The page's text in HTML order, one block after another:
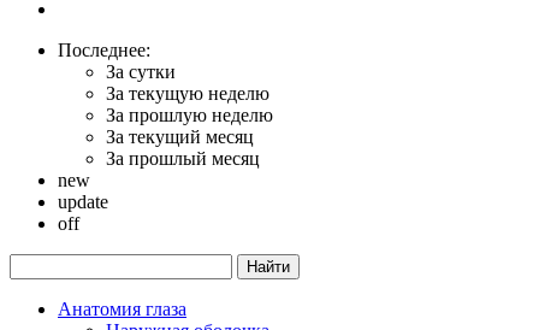
Последнее:
За сутки
За текущую неделю
За прошлую неделю
За текущий месяц
За прошлый месяц
new
update
off
Анатомия глаза